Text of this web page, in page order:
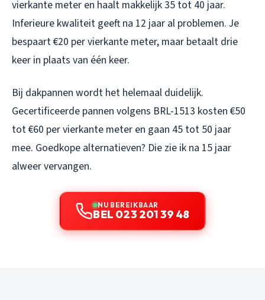
vierkante meter en haalt makkelijk 35 tot 40 jaar.
Inferieure kwaliteit geeft na 12 jaar al problemen. Je
bespaart €20 per vierkante meter, maar betaalt drie
keer in plaats van één keer.
Bij dakpannen wordt het helemaal duidelijk.
Gecertificeerde pannen volgens BRL-1513 kosten €50
tot €60 per vierkante meter en gaan 45 tot 50 jaar
mee. Goedkope alternatieven? Die zie ik na 15 jaar
alweer vervangen.
NU BEREIKBAAR
BEL 023 201 39 48